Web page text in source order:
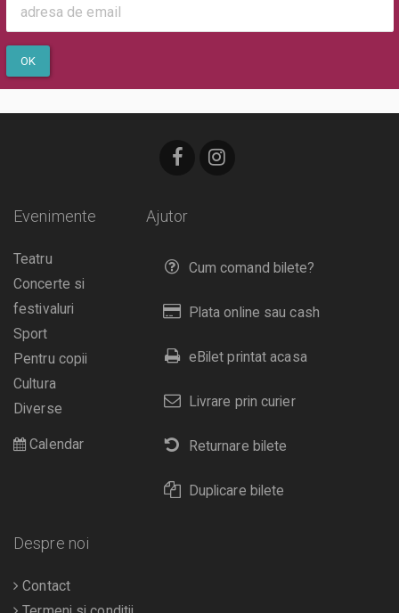
OK
Ajutor
Cum comand bilete?
Plata online sau cash
eBilet printat acasa
Livrare prin curier
Returnare bilete
Duplicare bilete
Evenimente
Teatru
Concerte si
festivaluri
Sport
Pentru copii
Cultura
Diverse
Calendar
Despre noi
Contact